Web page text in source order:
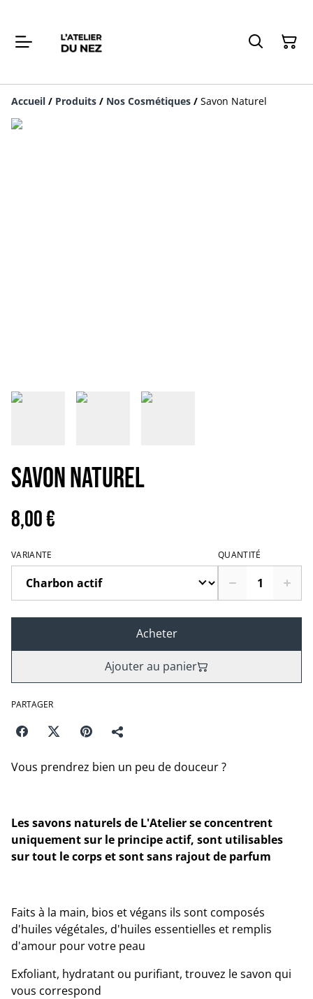
Accueil / Produits / Nos Cosmétiques / Savon Naturel
Savon Naturel
8,00 €
VARIANTE QUANTITÉ
Acheter
Ajouter au panier
PARTAGER
Vous prendrez bien un peu de douceur ?
Les savons naturels de L'Atelier se concentrent
uniquement sur le principe actif, sont utilisables
sur tout le corps et sont sans rajout de parfum
Faits à la main, bios et végans ils sont composés
d'huiles végétales, d'huiles essentielles et remplis
d'amour pour votre peau
Exfoliant, hydratant ou purifiant, trouvez le savon qui
vous correspond